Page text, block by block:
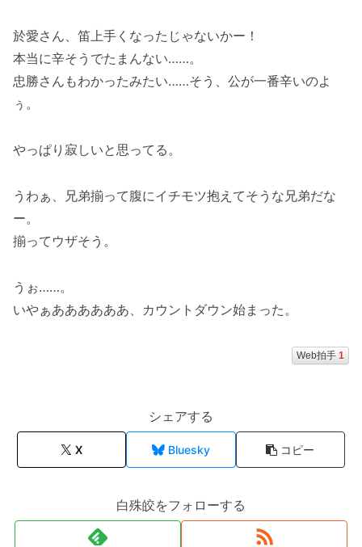
於愛さん、笛上手くなったじゃないかー！
本当に辛そうでたまんない……。
忠勝さんもわかったみたい……そう、公が一番辛いのよ
ぅ。
やっぱり寂しいと思ってる。
うわぁ、兄弟揃って腹にイチモツ抱えてそうな兄弟だな
ー。
揃ってウザそう。
うぉ……。
いやぁああああああ、カウントダウン始まった。
Web拍手 1
シェアする
X Bluesky コピー
白殊皎をフォローする